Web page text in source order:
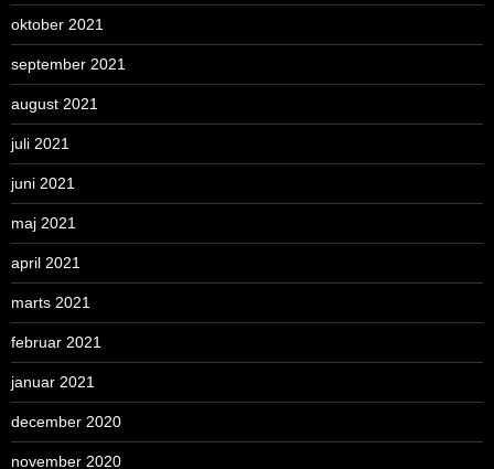
oktober 2021
september 2021
august 2021
juli 2021
juni 2021
maj 2021
april 2021
marts 2021
februar 2021
januar 2021
december 2020
november 2020